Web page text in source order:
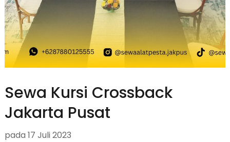
Sewa Kursi Crossback
Jakarta Pusat
pada 17 Juli 2023